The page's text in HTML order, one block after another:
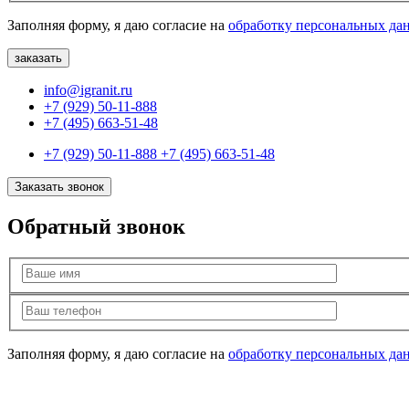
Заполняя форму, я даю согласие на обработку персональных
info@igranit.ru
+7 (929) 50-11-888
+7 (495) 663-51-48
+7 (929) 50-11-888 +7 (495) 663-51-48
Заказать звонок
Обратный звонок
Заполняя форму, я даю согласие на обработку персональных